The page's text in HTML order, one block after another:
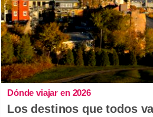
Dónde viajar en 2026
Los destinos que todos